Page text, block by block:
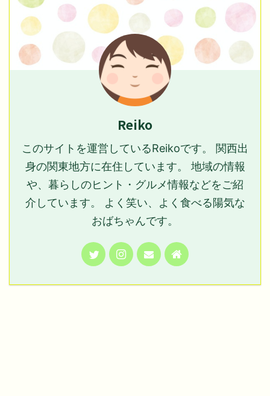
Reiko
このサイトを運営しているReikoです。 関西出
身の関東地方に在住しています。 地域の情報
や、暮らしのヒント・グルメ情報などをご紹
介しています。 よく笑い、よく食べる陽気な
おばちゃんです。